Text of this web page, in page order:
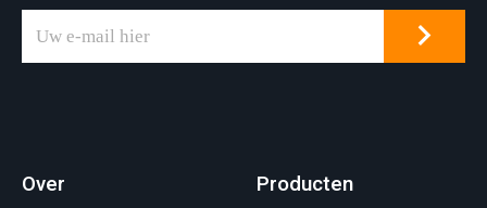
Over
Producten